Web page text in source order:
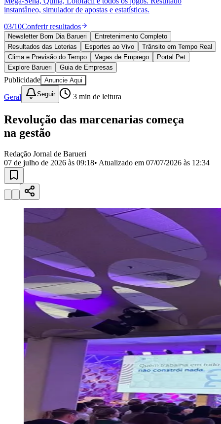
Política
Esportes
Saúde
Segurança
Cultura
Meio Ambiente
Obras
Educação
Bairros de Barueri
Selecione sua regiãoPara notícias da sua região
JubranBelvalBethavilleBoa
VistaCalifórnia CarapicuíbaCentroChácaras MarcoCidades da
Região
Militar
Califórnia Jardim dos Altos
Esperança Jardim Graziela
Mutinga
Jardim Paraíso Jardim PaulistaJardim Reginalice
Jardim São Pedro Jardim São SilvestreJardim Silveira
Nova Aldeinha OsascoParque dos
Parque Imperial Parque Santa Luzia Parque VianaPirapora
Recanto Phrynéa
ParnaíbaSilveira Tamboré Vila BarrosVila Boa Vista
Vila Engenho Novo Vila Márcia Vila Nossa Sra. da
EscadaVila PortoVotupoca
Para Sua Empresa
Anuncie no Portal
Guia de Empresas
Divulgar VagasNovo
Publicidade Legal
Negócios Regionais
Turismo
Segurança Regional
Hospitais Estaduais
Parques & Represas
Santana de ParnaíbaOsascoCarapicuíbaJandiraItapeviCotiaPirapora
do Bom JesusAraçariguamaCajamarCaieirasFranco da
instantâneo, simulador de apostas e estatísticas.
03/10Conferir resultados
Newsletter Bom Dia Barueri
Entretenimento Completo
Resultados das Loterias
Esportes ao Vivo
Trânsito em Tempo Real
Clima e Previsão do Tempo
Vagas de Emprego
Portal Pet
Explore Barueri
Guia de Empresas
Publicidade Anuncie Aqui
Geral Seguir 3 min de leitura
Revolução das marcenarias começa
na gestão
Redação Jornal de Barueri
07 de julho de 2026 às 09:18• Atualizado em 07/07/2026 às 12:34